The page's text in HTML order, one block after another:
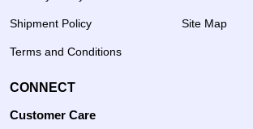
Shipment Policy
Terms and Conditions
Site Map
CONNECT
Customer Care